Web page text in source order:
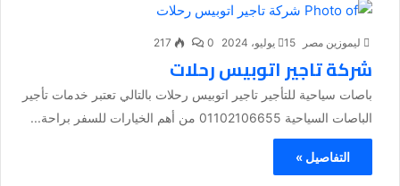
ليموزين مصر 15 يوليو، 2024 0
217
شركة تاجير اتوبيس رحلات
باصات سياحية للتأجير تاجير اتوبيس رحلات بالتالي تعتبر خدمات تأجير
الباصات السياحية 01102106655 من أهم الخيارات للسفر براحة...
التفاصيل »